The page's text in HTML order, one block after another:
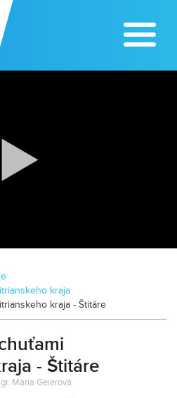
v Lužiankach
kraja
kraja - Štitáre
- Štitáre
Mária Geierová